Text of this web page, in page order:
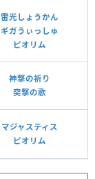
雷光しょうかん
ギガうぃっしゅ
ピオリム
神撃の祈り
突撃の歌
マジャスティス
ピオリム